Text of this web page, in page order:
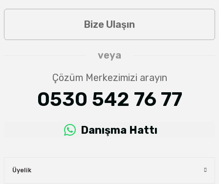
Bize Ulaşın
veya
Çözüm Merkezimizi arayın
0530 542 76 77
Danışma Hattı
Üyelik